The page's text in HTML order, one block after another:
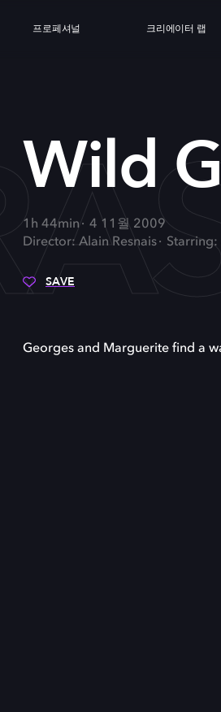
프로페셔널 크리에이터 랩
Wild
1h 44min
4 11월 2009
Director: Alain Resnais
Starring:
SAVE
Georges and Marguerite find a